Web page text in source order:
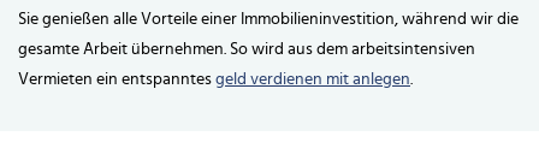
Sie genießen alle Vorteile einer Immobilieninvestition, während wir die
gesamte Arbeit übernehmen. So wird aus dem arbeitsintensiven
Vermieten ein entspanntes geld verdienen mit anlegen.